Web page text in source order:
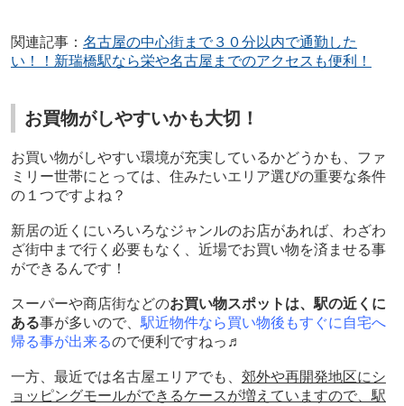
関連記事： 名古屋の中心街まで３０分以内で通勤した
い！！新瑞橋駅なら栄や名古屋までのアクセスも便利！
お買物がしやすいかも大切！
お買い物がしやすい環境が充実しているかどうかも、ファ
ミリー世帯にとっては、住みたいエリア選びの重要な条件
の１つですよね？
新居の近くにいろいろなジャンルのお店があれば、わざわ
ざ街中まで行く必要もなく、近場でお買い物を済ませる事
ができるんです！
スーパーや商店街などのお買い物スポットは、駅の近くに
ある事が多いので、 駅近物件なら買い物後もすぐに自宅へ
帰る事が出来るので便利ですねっ♬
一方、最近では名古屋エリアでも、 郊外や再開発地区にシ
ョッピングモールができるケースが増えていますので、駅